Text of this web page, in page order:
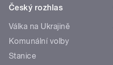
Český rozhlas
Válka na Ukrajině
Komunální volby
Stanice